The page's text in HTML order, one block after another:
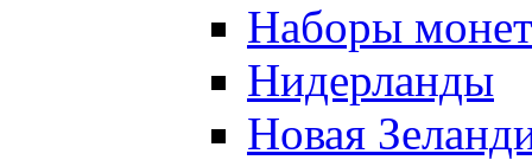
Наборы монет
Нидерланды
Новая